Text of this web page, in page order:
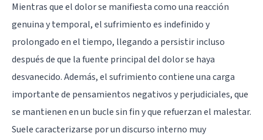
Mientras que el dolor se manifiesta como una reacción
genuina y temporal, el sufrimiento es indefinido y
prolongado en el tiempo, llegando a persistir incluso
después de que la fuente principal del dolor se haya
desvanecido. Además, el sufrimiento contiene una carga
importante de pensamientos negativos y perjudiciales, que
se mantienen en un bucle sin fin y que refuerzan el malestar.
Suele caracterizarse por un discurso interno muy